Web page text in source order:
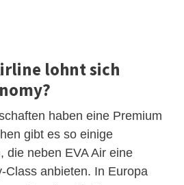
lohnt sich
haben eine Premium
gibt es so einige
die neben EVA Air eine
Class anbieten. In Europa